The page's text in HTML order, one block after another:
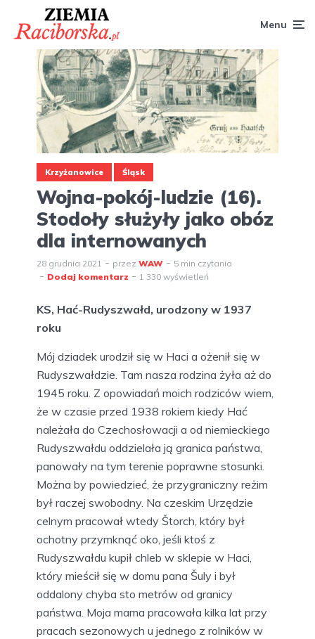
Menu
Krzyżanowice Śląsk
Wojna-pokój-ludzie (16).
Stodoły służyły jako obóz
dla internowanych
28 grudnia 2021 przez WAW
5 min czytania
Dodaj komentarz
1 330 wyświetleń
KS, Hać-Rudyszwałd, urodzony w 1937
roku
Mój dziadek urodził się w Haci a ożenił się w
Rudyszwałdzie. Tam nasza rodzina żyła aż do
1945 roku. Z opowiadań moich rodziców wiem,
że w czasie przed 1938 rokiem kiedy Hać
należała do Czechosłowacji a od niemieckiego
Rudyszwałdu oddzielała ją granica państwa,
panowały na tym terenie poprawne stosunki.
Można by powiedzieć, że przygraniczny reżim
był raczej swobodny. Na czeskim Urzędzie
celnym pracował wtedy Štorch, który był
ochotny przymknąć oko, jeśli ktoś z
Rudyszwałdu kupił chleb w sklepie w Haci,
który mieścił się w domu pana Šuly i był
oddalony chyba sto metrów od granicy
państwa. Moja mama pracowała kilka lat przy
pracach sezonowych u jednego z rolników w